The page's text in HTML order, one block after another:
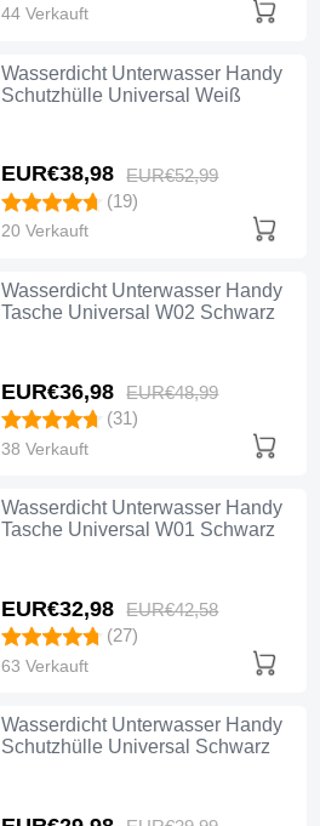
44 Verkauft
Wasserdicht Unterwasser Handy
Schutzhülle Universal Weiß
EUR€38,98 EUR€52,99
(19)
20 Verkauft
Wasserdicht Unterwasser Handy
Tasche Universal W02 Schwarz
EUR€36,98 EUR€48,99
(31)
38 Verkauft
Wasserdicht Unterwasser Handy
Tasche Universal W01 Schwarz
EUR€32,98 EUR€42,58
(27)
63 Verkauft
Wasserdicht Unterwasser Handy
Schutzhülle Universal Schwarz